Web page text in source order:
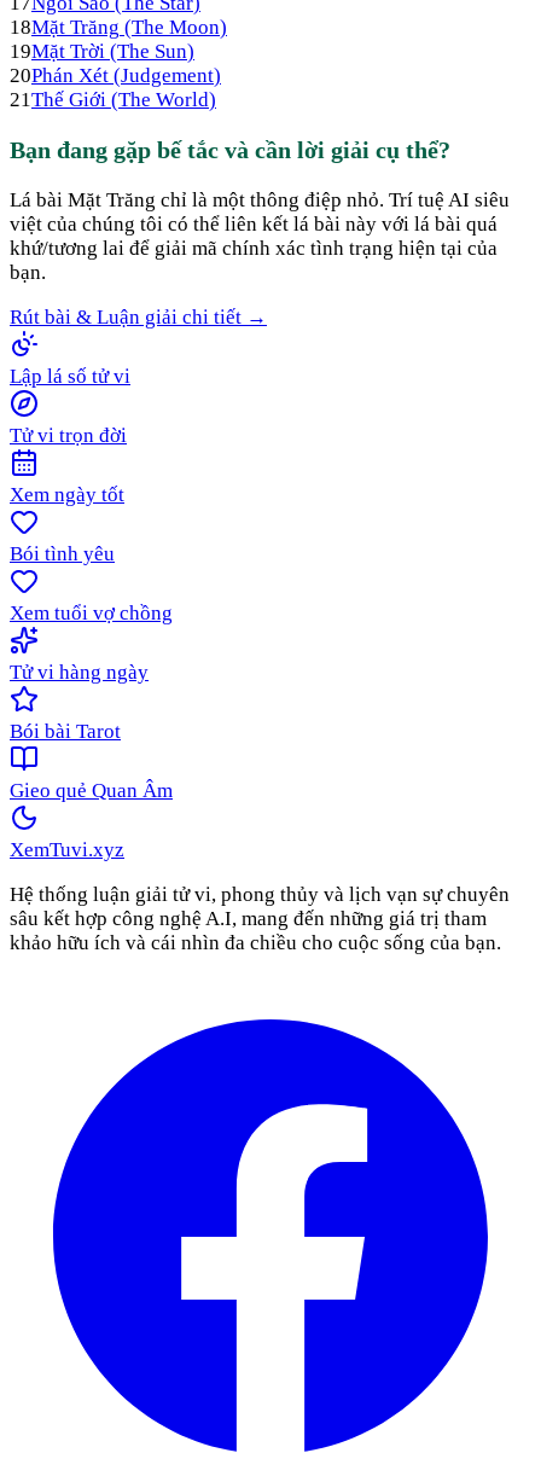
18Mặt Trăng (The Moon)
19Mặt Trời (The Sun)
20Phán Xét (Judgement)
21Thế Giới (The World)
Bạn đang gặp bế tắc và cần lời giải cụ thể?
Lá bài Mặt Trăng chỉ là một thông điệp nhỏ. Trí tuệ AI siêu
việt của chúng tôi có thể liên kết lá bài này với lá bài quá
khứ/tương lai để giải mã chính xác tình trạng hiện tại của
bạn.
Rút bài & Luận giải chi tiết →
Lập lá số tử vi
Tử vi trọn đời
Xem ngày tốt
Bói tình yêu
Xem tuổi vợ chồng
Tử vi hàng ngày
Bói bài Tarot
Gieo quẻ Quan Âm
XemTuvi.xyz
Hệ thống luận giải tử vi, phong thủy và lịch vạn sự chuyên
sâu kết hợp công nghệ A.I, mang đến những giá trị tham
khảo hữu ích và cái nhìn đa chiều cho cuộc sống của bạn.